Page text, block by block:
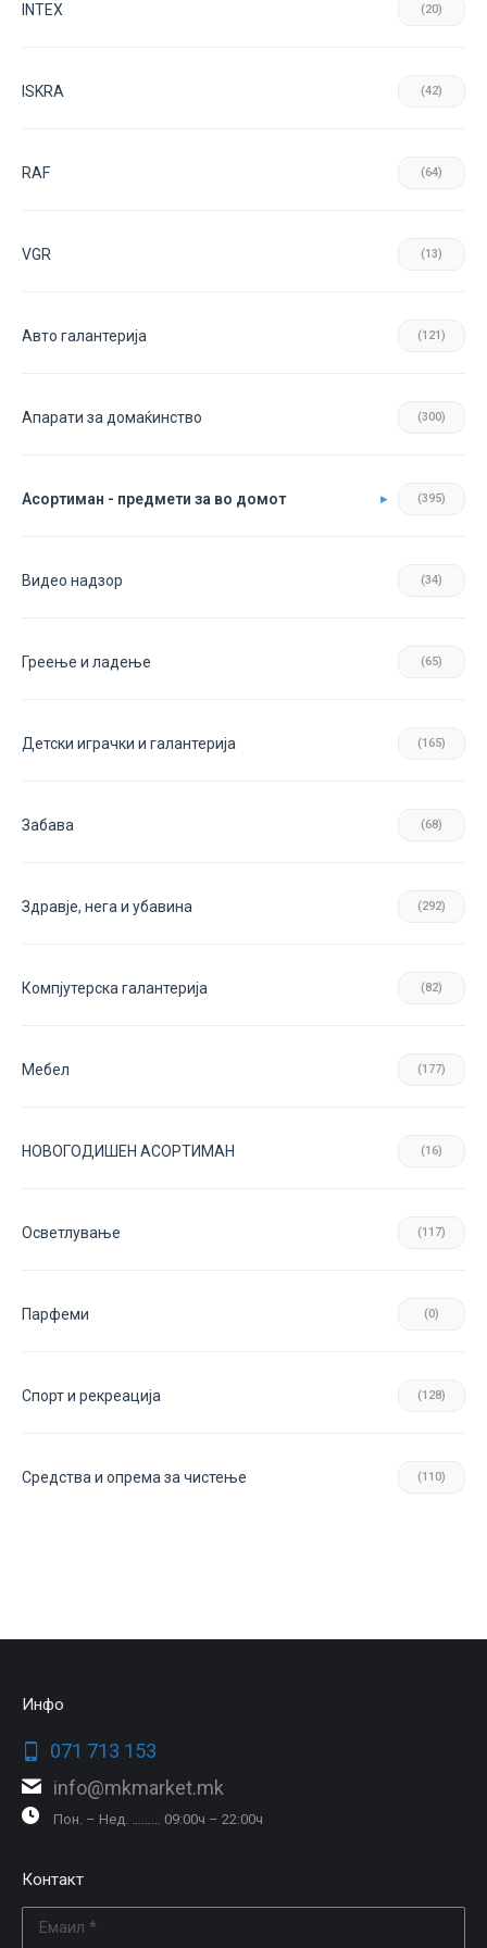
INTEX (20)
ISKRA (42)
RAF (64)
VGR (13)
Авто галантерија (121)
Апарати за домаќинство (300)
Асортиман - предмети за во домот (395)
Видео надзор (34)
Греење и ладење (65)
Детски играчки и галантерија (165)
Забава (68)
Здравје, нега и убавина (292)
Компјутерска галантерија (82)
Мебел (177)
НОВОГОДИШЕН АСОРТИМАН (16)
Осветлување (117)
Парфеми (0)
Спорт и рекреација (128)
Средства и опрема за чистење (110)
Инфо
071 713 153
info@mkmarket.mk
Пон. – Нед. ……… 09:00ч – 22:00ч
Контакт